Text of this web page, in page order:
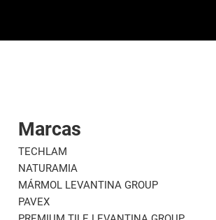
Marcas
TECHLAM
NATURAMIA
MÁRMOL LEVANTINA GROUP
PAVEX